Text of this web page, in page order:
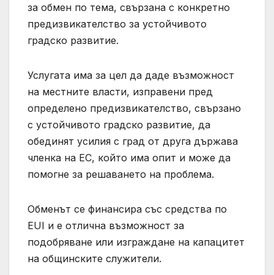
за обмен по тема, свързана с конкретно
предизвикателство за устойчивото
градско развитие.
Услугата има за цел да даде възможност
на местните власти, изправени пред
определено предизвикателство, свързано
с устойчивото градско развитие, да
обединят усилия с град от друга държава
членка на ЕС, който има опит и може да
помогне за решаването на проблема.
Обменът се финансира със средства по
ЕUI и е отлична възможност за
подобряване или изграждане на капацитет
на общинските служители.